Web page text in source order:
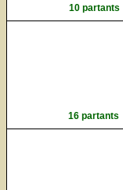
10 partants
16 partants